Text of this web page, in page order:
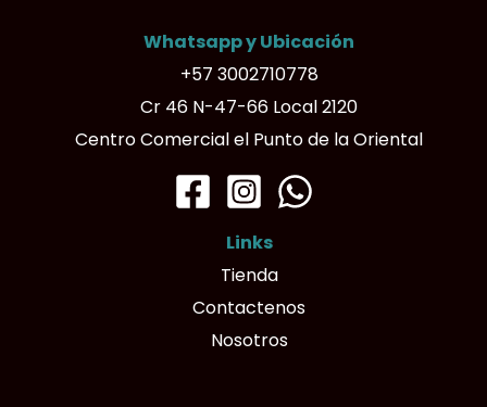
Whatsapp y Ubicación
+57 3002710778
Cr 46 N-47-66 Local 2120
Centro Comercial el Punto de la Oriental
Links
Tienda
Contactenos
Nosotros